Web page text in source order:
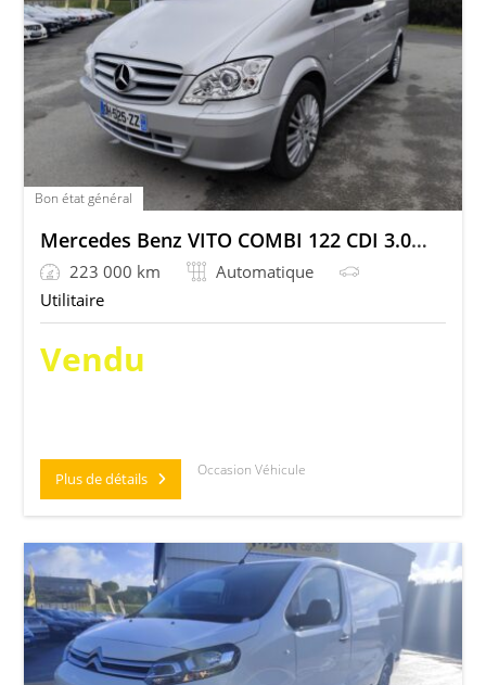
Bon état général
Mercedes Benz VITO COMBI 122 CDI 3.0 V6 225 LONG
223 000 km
Automatique
Utilitaire
Vendu
Plus de détails Occasion Véhicule